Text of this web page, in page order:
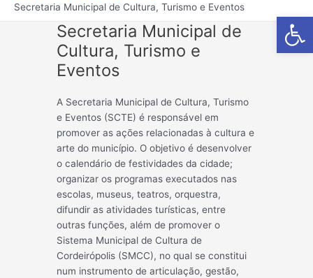
Barra de
Secretaria Municipal de Cultura, Turismo e Eventos
Secretaria Municipal de
Cultura, Turismo e
Eventos
A Secretaria Municipal de Cultura, Turismo
e Eventos (SCTE) é responsável em
promover as ações relacionadas à cultura e
arte do município. O objetivo é desenvolver
o calendário de festividades da cidade;
organizar os programas executados nas
escolas, museus, teatros, orquestra,
difundir as atividades turísticas, entre
outras funções, além de promover o
Sistema Municipal de Cultura de
Cordeirópolis (SMCC), no qual se constitui
num instrumento de articulação, gestão,